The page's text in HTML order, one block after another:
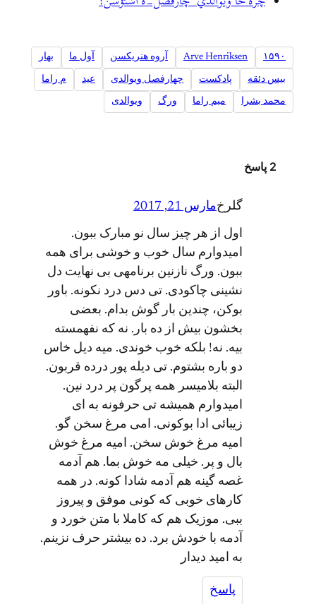
۱۵۹۰ Arve Henriksen آروه هنریکسن آول ما بهار
بیس دئقه پادکست چهارفصل ویوالدی عید م راما
محمد بشرا میم راما ورگ ویوالدی
2 پاسخ
گلرخمارس 21, 2017
اول از هر چیز سال نو مبارک ببون.
امیدوارم سال خوب و خوشی برای همه
ببون. ورگ نازنین برنامهی بی نهایت دل
نشینی چاکودی. تی دس درد نکونه. باور
بوکن، چندین بار گوش بدام. بعضی
بخشون بیش از ده بار. نه که نفهمسته
بیه. نه! بلکه خوب خوندی. میه دیل خاس
دو باره بشتوم. تی دیله پور درده قربون.
البته بلامیسر همه پرگون پر درد نین.
امیدوارم همیشه تی حرفونه به ای
زیبائی ادا بوکونی. امی مرغ سخن گو.
امیه مرغ خوش سخن. امیه مرغ خوش
بال و پر. خیلی مه خوش بما. هم آدمه
غصه گینه هم آدمه شادا کونه. در همه
کارهای خوبی که کونی موفق و پیروز
ببی. موزیک هم که کاملا با متن خورد و
آدمه با خودش برد. ده بیشتر حرف نزینم.
به امید دیدار
پاسخ